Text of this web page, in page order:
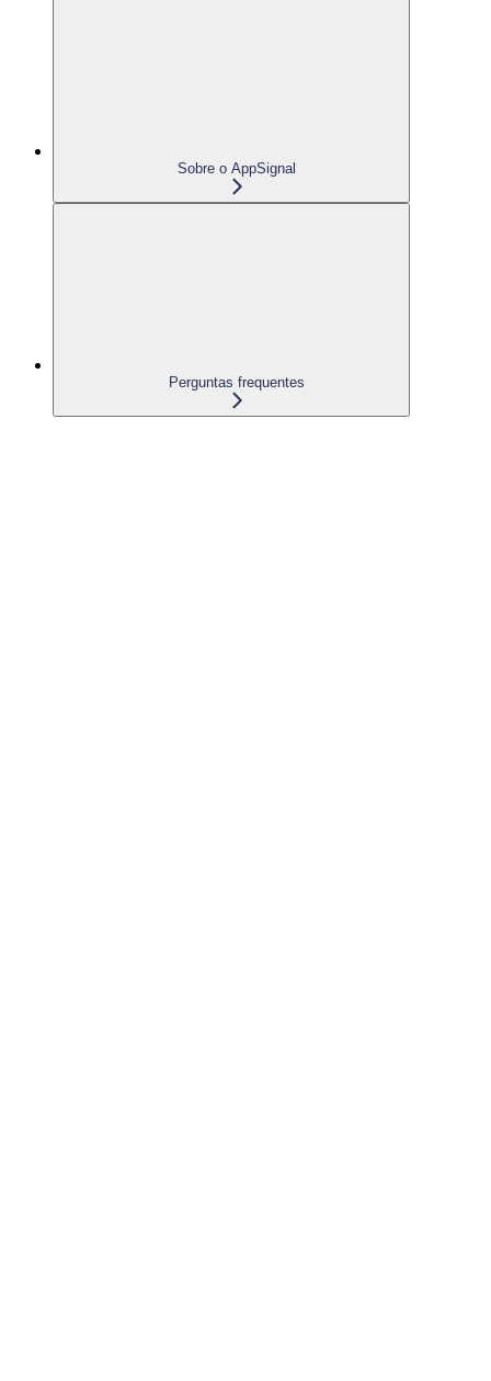
Sobre o AppSignal
Perguntas frequentes